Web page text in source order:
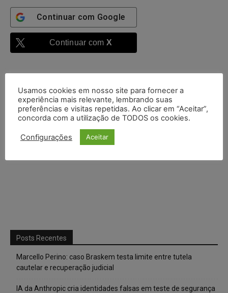
Continuar com Google
Continuar com X
Posts Recentes
Marcello Perino: caso Braskem testa limite entre tutela
cautelar e recuperação judicial
IA da Anthropic cria identidades falsas em teste de segurança
Usamos cookies em nosso site para fornecer a
experiência mais relevante, lembrando suas
preferências e visitas repetidas. Ao clicar em “Aceitar”,
concorda com a utilização de TODOS os cookies.
Configurações Aceitar